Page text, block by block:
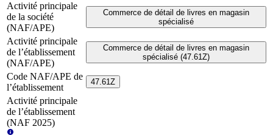
Activité principale
de la société
(NAF/APE)
Commerce de détail de livres en magasin
spécialisé
Activité principale
de l’établissement
(NAF/APE)
Commerce de détail de livres en magasin
spécialisé (47.61Z)
Code NAF/APE de
l’établissement
47.61Z
Activité principale
de l’établissement
(NAF 2025)